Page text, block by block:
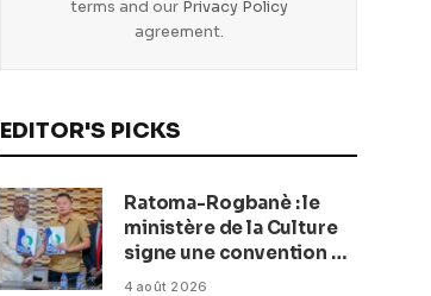
terms and our Privacy Policy
agreement.
EDITOR'S PICKS
Ratoma-Rogbanè : le
ministère de la Culture
signe une convention de
42 millions de dollars
4 août 2026